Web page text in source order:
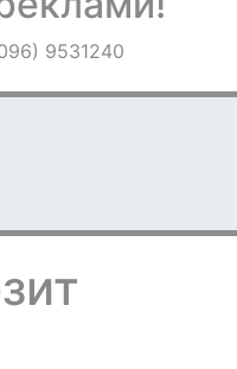
9531240